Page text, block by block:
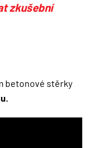
zkušební
betonové stěrky